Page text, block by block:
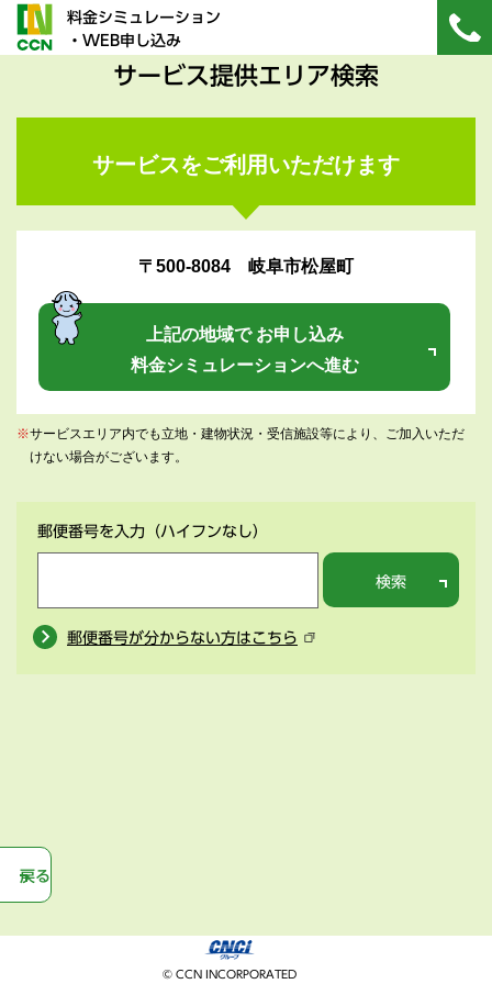
料金シミュレーション
・WEB申し込み
サービス提供エリア検索
サービスをご利用いただけます
〒500-8084 岐阜市松屋町
上記の地域で お申し込み
料金シミュレーションへ進む
※サービスエリア内でも立地・建物状況・受信施設等により、ご加入いただ
けない場合がございます。
郵便番号を入力 （ハイフンなし）
検索
郵便番号が分からない方はこちら
戻る
© CCN INCORPORATED